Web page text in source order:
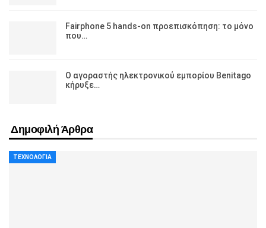
Fairphone 5 hands-on προεπισκόπηση: το μόνο
που…
Ο αγοραστής ηλεκτρονικού εμπορίου Benitago
κήρυξε…
Δημοφιλή Άρθρα
ΤΕΧΝΟΛΟΓΊΑ